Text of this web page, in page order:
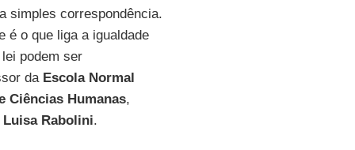
simples correspondência.
é o que liga a igualdade
podem ser
da Escola Normal
Ciências Humanas,
Luisa Rabolini.